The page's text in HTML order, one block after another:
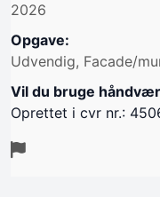
2026
Opgave:
Udvendig, Facade/
Vil du bruge
Oprettet i cvr nr.: